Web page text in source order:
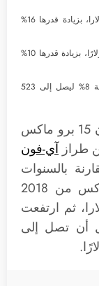
آي-فون 15 القياسي، جاءت مكوناته بسعر 423 دولارا، بزيادة قدرها 16%
تكلفة تصنيع آي-فون 15 بلس فجاءت بسعر 442 دولارًا، بزيادة قدرها 10%
في حين ارتفعت تكلفة إنتاج آي-فون 15 برو بنسبة 8% ليصل إلى 523
وجاء في التقرير أيضا أن تكلفة آي-فون 15 برو ماكس
آي-فون
بالسنوات
السابقة حيث تراوحت تكلفة برو ماكس من 2018
بين 400 إلى 450 دولارا، ثم ارتفعت
بنحو 20% خلال 2022 قبل أن تصل إلى